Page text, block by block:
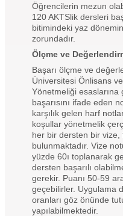
Öğrencilerin mezun
120 AKTSlik dersleri
bitimindeki yaz
zorundadır.
Ölçme ve
Başarı ölçme ve
Üniversitesi Önlisans
Yönetmeliği
başarısını ifade eden
karşılık gelen harf
koşullar yönetmelik
her bir dersten bir vize,
bulunmaktadır. Vize
yüzde 60ı toplanarak
dersten başarılı
gerekir. Puanı 50-59
geçebilirler. Uygulama
oranları göz önünde
yapılabilmektedir.